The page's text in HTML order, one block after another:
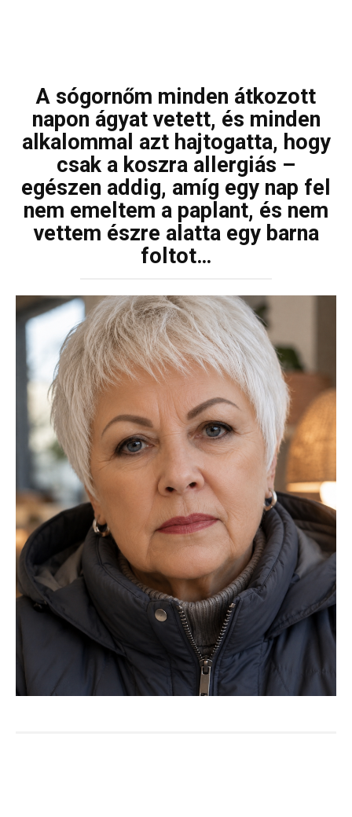
A sógornőm minden átkozott
napon ágyat vetett, és minden
alkalommal azt hajtogatta, hogy
csak a koszra allergiás –
egészen addig, amíg egy nap fel
nem emeltem a paplant, és nem
vettem észre alatta egy barna
foltot…